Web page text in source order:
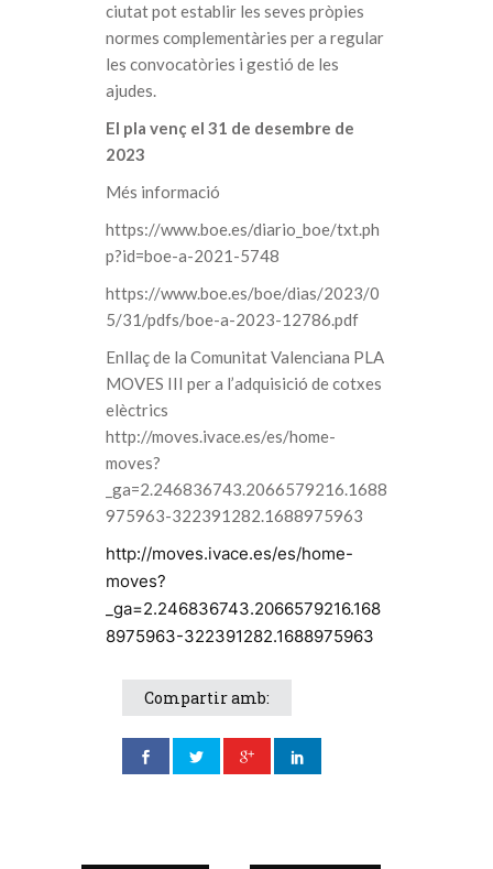
ciutat pot establir les seves pròpies
normes complementàries per a regular
les convocatòries i gestió de les
ajudes.
El pla venç el 31 de desembre de
2023
Més informació
https://www.boe.es/diario_boe/txt.ph
p?id=boe-a-2021-5748
https://www.boe.es/boe/dias/2023/0
5/31/pdfs/boe-a-2023-12786.pdf
Enllaç de la Comunitat Valenciana PLA
MOVES III per a l’adquisició de cotxes
elèctrics
http://moves.ivace.es/es/home-
moves?
_ga=2.246836743.2066579216.1688
975963-322391282.1688975963
http://moves.ivace.es/es/home-
moves?
_ga=2.246836743.2066579216.168
8975963-322391282.1688975963
Compartir amb: